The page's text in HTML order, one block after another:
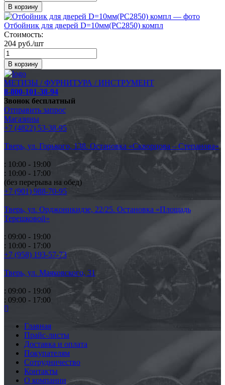
В корзину
Отбойник для дверей D=10мм(PC2850) компл
Стоимость:
204 руб./шт
В корзину
МЕТИЗЫ / ФУРНИТУРА / ИНСТРУМЕНТ
8-800-101-38-94
Звонок бесплатный
Отправить запрос
Магазины
+7 (4822) 53-38-95
Тверь, ул. Горького, 138. Остановка «Скворцова – Степанова»
: 10:00 - 19:00
: 10:00 - 17:00
(без перерыва на обед)
+7 (901) 988-70-95
Тверь, ул. Орджоникидзе, 22/25. Остановка «Площадь
Терешковой»
: 09:00 - 19:00
: 10:00 - 17:00
+7 (958) 193-57-73
Тверь, ул. Маяковского, 31
: 09:00 - 19:00
: 09:00 - 17:00
Главная
Прайс-листы
Доставка и оплата
Покупателям
Сотрудничество
Контакты
О компании